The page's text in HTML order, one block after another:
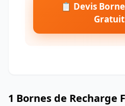
📋 Devis
1 Bornes de Recharge